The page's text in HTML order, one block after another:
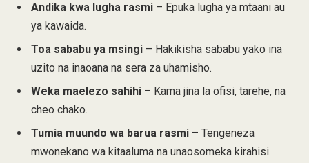
Andika kwa lugha rasmi – Epuka lugha ya mtaani au
ya kawaida.
Toa sababu ya msingi – Hakikisha sababu yako ina
uzito na inaoana na sera za uhamisho.
Weka maelezo sahihi – Kama jina la ofisi, tarehe, na
cheo chako.
Tumia muundo wa barua rasmi – Tengeneza
mwonekano wa kitaaluma na unaosomeka kirahisi.